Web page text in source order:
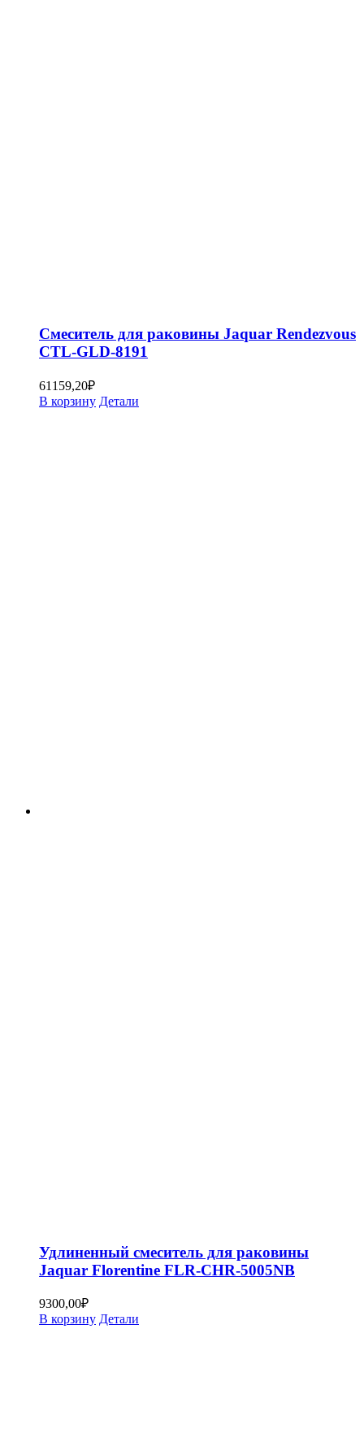
Смеситель для раковины Jaquar Rendezvous
CTL-GLD-8191
61159,20₽
В корзину Детали
Удлиненный смеситель для раковины
Jaquar Florentine FLR-CHR-5005NB
9300,00₽
В корзину Детали